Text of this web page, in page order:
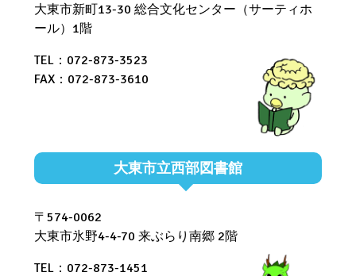
大東市新町13-30 総合文化センター（サーティホ
ール）1階
TEL：072-873-3523
FAX：072-873-3610
大東市立西部図書館
〒574-0062
大東市氷野4-4-70 来ぶらり南郷 2階
TEL：072-873-1451